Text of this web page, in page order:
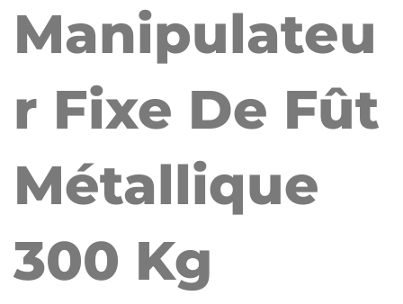
Manipulateu
R Fixe De Fût
Métallique
300 Kg